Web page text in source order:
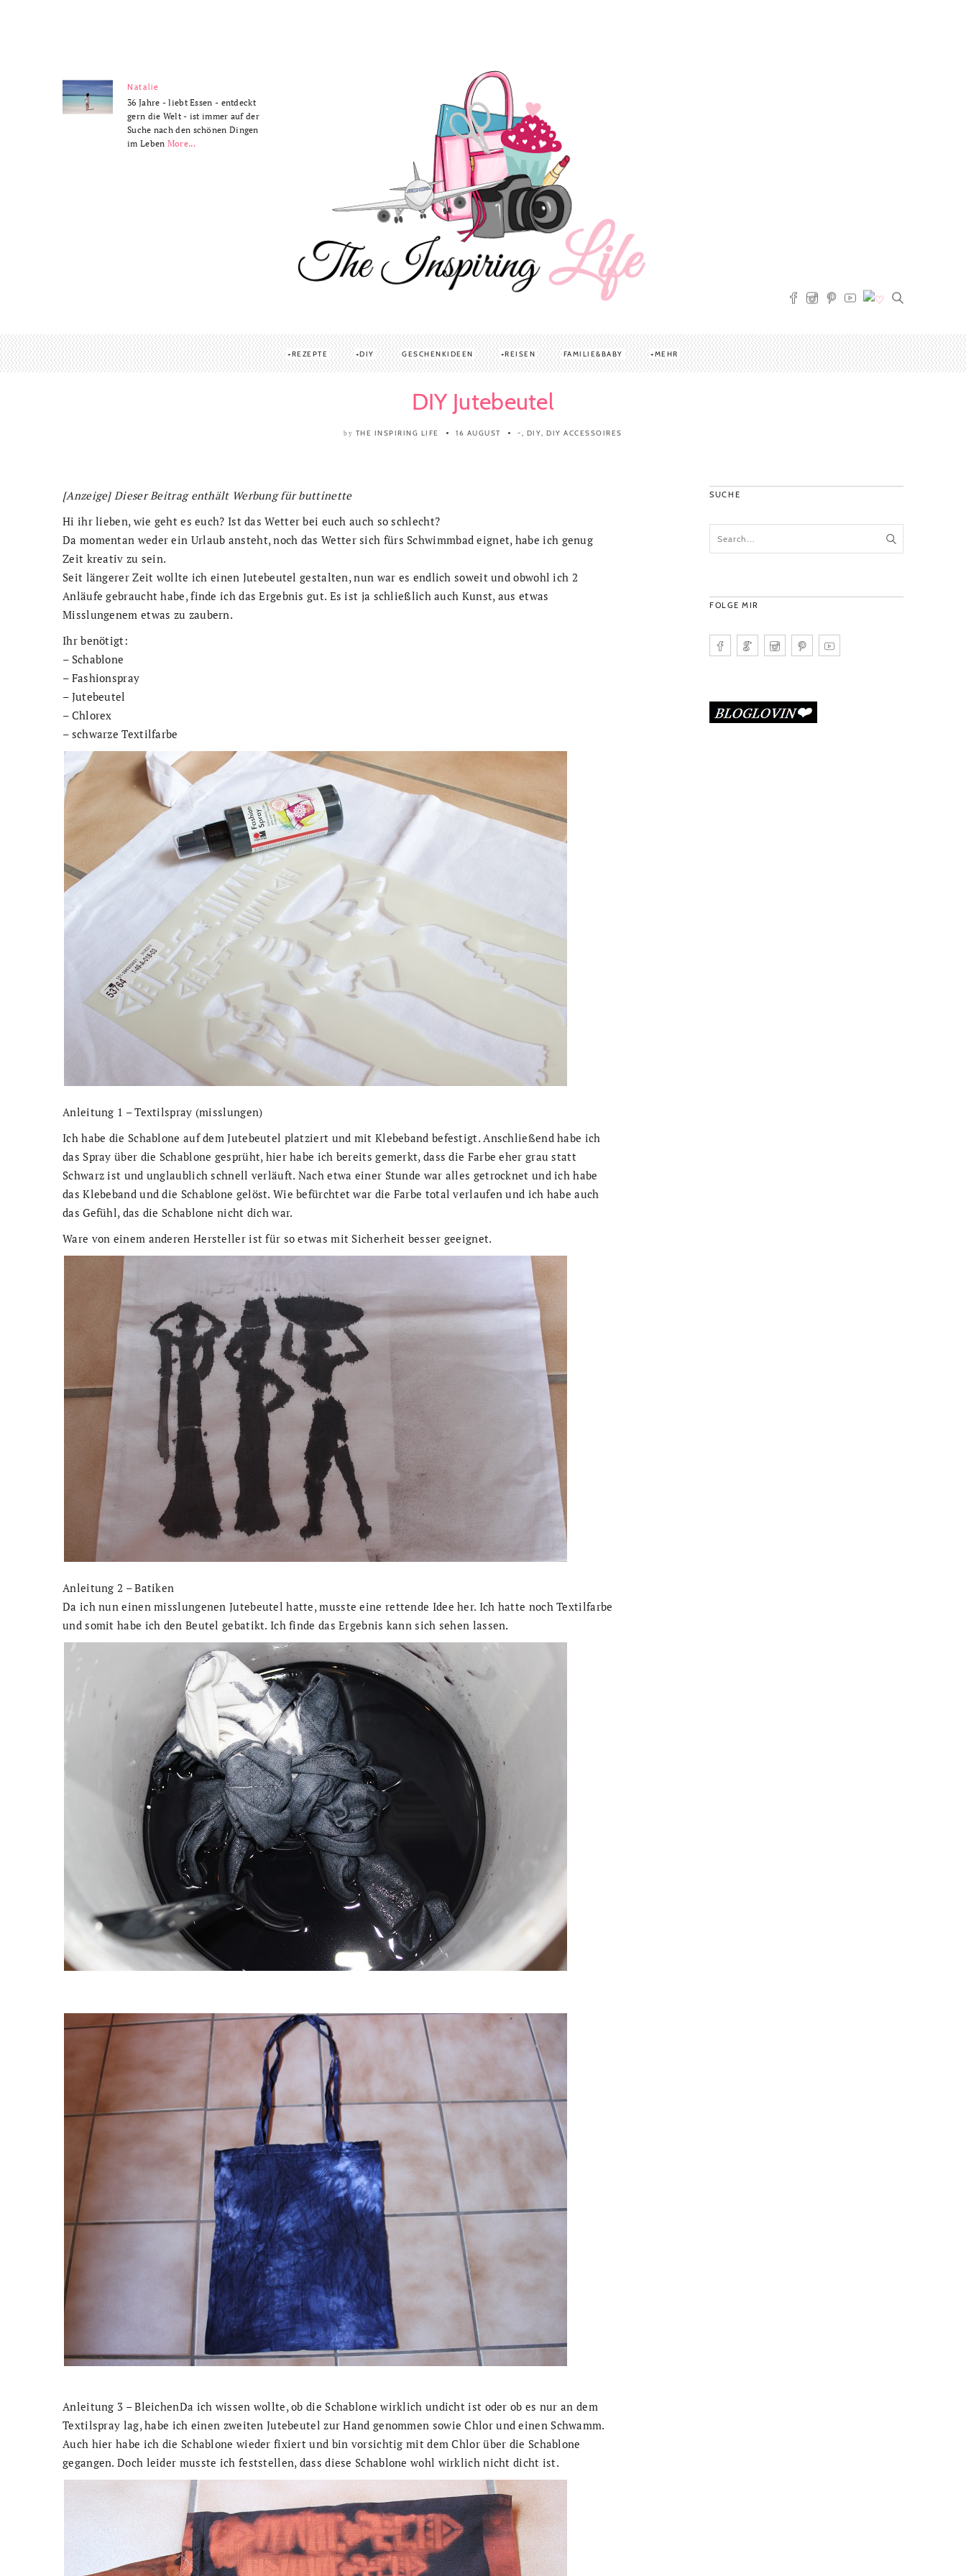
Natalie
36 Jahre - liebt Essen - entdeckt
gern die Welt - ist immer auf der
Suche nach den schönen Dingen
im Leben More...
REZEPTE DIY GESCHENKIDEEN REISEN FAMILIE&BABY MEHR
DIY Jutebeutel
by THE INSPIRING LIFE 16 AUGUST -, DIY,DIY ACCESSOIRES
[Anzeige] Dieser Beitrag enthält Werbung für buttinette
Hi ihr lieben, wie geht es euch? Ist das Wetter bei euch auch so schlecht?
Da momentan weder ein Urlaub ansteht, noch das Wetter sich fürs Schwimmbad eignet, habe ich genug
Zeit kreativ zu sein.
Seit längerer Zeit wollte ich einen Jutebeutel gestalten, nun war es endlich soweit und obwohl ich 2
Anläufe gebraucht habe, finde ich das Ergebnis gut. Es ist ja schließlich auch Kunst, aus etwas
Misslungenem etwas zu zaubern.
Ihr benötigt:
– Schablone
– Fashionspray
– Jutebeutel
– Chlorex
– schwarze Textilfarbe
Anleitung 1 – Textilspray (misslungen)
Ich habe die Schablone auf dem Jutebeutel platziert und mit Klebeband befestigt. Anschließend habe ich
das Spray über die Schablone gesprüht, hier habe ich bereits gemerkt, dass die Farbe eher grau statt
Schwarz ist und unglaublich schnell verläuft. Nach etwa einer Stunde war alles getrocknet und ich habe
das Klebeband und die Schablone gelöst. Wie befürchtet war die Farbe total verlaufen und ich habe auch
das Gefühl, das die Schablone nicht dich war.
Ware von einem anderen Hersteller ist für so etwas mit Sicherheit besser geeignet.
Anleitung 2 – Batiken
Da ich nun einen misslungenen Jutebeutel hatte, musste eine rettende Idee her. Ich hatte noch Textilfarbe
und somit habe ich den Beutel gebatikt. Ich finde das Ergebnis kann sich sehen lassen.
Anleitung 3 – BleichenDa ich wissen wollte, ob die Schablone wirklich undicht ist oder ob es nur an dem
Textilspray lag, habe ich einen zweiten Jutebeutel zur Hand genommen sowie Chlor und einen Schwamm.
Auch hier habe ich die Schablone wieder fixiert und bin vorsichtig mit dem Chlor über die Schablone
gegangen. Doch leider musste ich feststellen, dass diese Schablone wohl wirklich nicht dicht ist.
SUCHE
FOLGE MIR